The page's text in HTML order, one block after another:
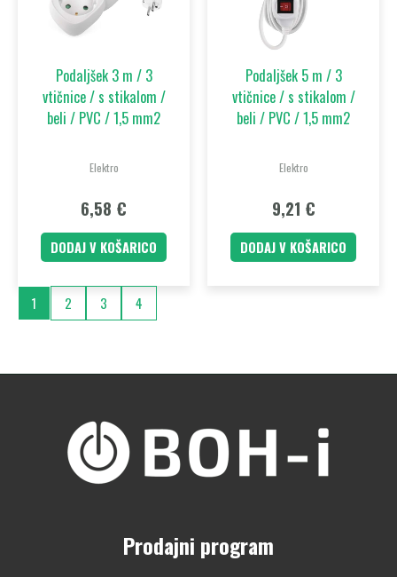
Podaljšek 3 m / 3
vtičnice / s stikalom /
beli / PVC / 1,5 mm2
Elektro
6,58 €
DODAJ V KOŠARICO
Podaljšek 5 m / 3
vtičnice / s stikalom /
beli / PVC / 1,5 mm2
Elektro
9,21 €
DODAJ V KOŠARICO
1 2 3 4
Prodajni program